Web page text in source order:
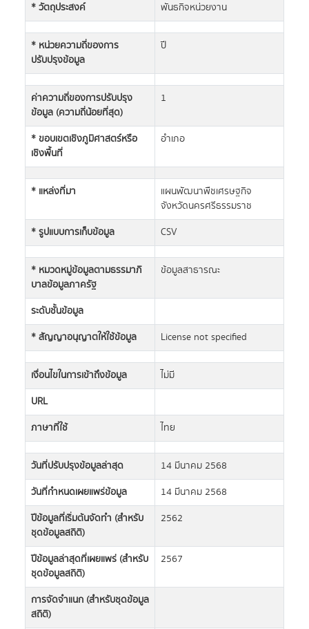
* วัตถุประสงค์
พันธกิจหน่วยงาน
* หน่วยความถี่ของการ
ปรับปรุงข้อมูล
ปี
ค่าความถี่ของการปรับปรุง
ข้อมูล (ความถี่น้อยที่สุด)
1
* ขอบเขตเชิงภูมิศาสตร์หรือ
เชิงพื้นที่
อำเภอ
* แหล่งที่มา
แผนพัฒนาพืชเศรษฐกิจ
จังหวัดนครศรีธรรมราช
* รูปแบบการเก็บข้อมูล
CSV
* หมวดหมู่ข้อมูลตามธรรมาภิ
บาลข้อมูลภาครัฐ
ข้อมูลสาธารณะ
ระดับชั้นข้อมูล
* สัญญาอนุญาตให้ใช้ข้อมูล
License not specified
เงื่อนไขในการเข้าถึงข้อมูล
ไม่มี
URL
ภาษาที่ใช้
ไทย
วันที่ปรับปรุงข้อมูลล่าสุด
14 มีนาคม 2568
วันที่กำหนดเผยแพร่ข้อมูล
14 มีนาคม 2568
ปีข้อมูลที่เริ่มต้นจัดทำ (สำหรับ
ชุดข้อมูลสถิติ)
2562
ปีข้อมูลล่าสุดที่เผยแพร่ (สำหรับ
ชุดข้อมูลสถิติ)
2567
การจัดจำแนก (สำหรับชุดข้อมูล
สถิติ)